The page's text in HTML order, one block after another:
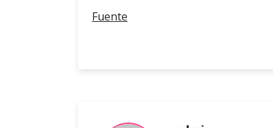
Fuente